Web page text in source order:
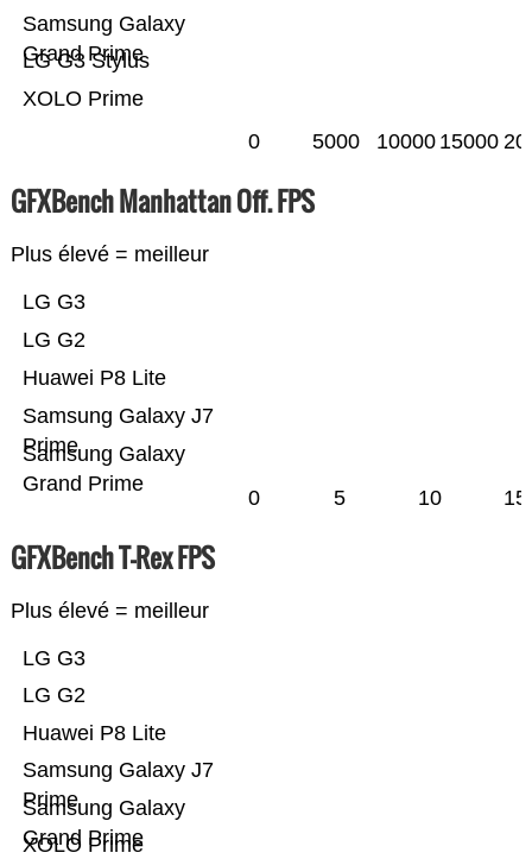
XOLO Prime
LG G3 Stylus
Samsung Galaxy
Grand Prime
0 5000 10000 15000
GFXBench Manhattan Off. FPS
Plus élevé = meilleur
Samsung Galaxy
Grand Prime
Samsung Galaxy J7
Prime
Huawei P8 Lite
LG G2
LG G3
0 5 10 15
GFXBench T-Rex FPS
Plus élevé = meilleur
XOLO Prime
Samsung Galaxy
Grand Prime
Samsung Galaxy J7
Prime
Huawei P8 Lite
LG G2
LG G3